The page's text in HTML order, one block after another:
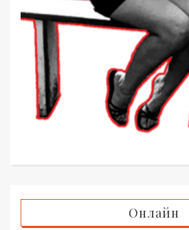
Онлайн